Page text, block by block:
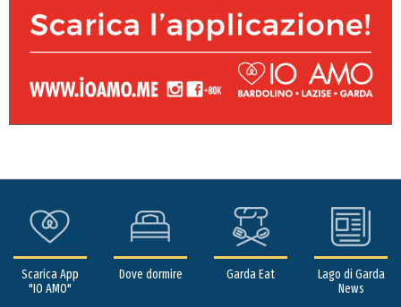
Scarica App
"IO AMO"
Dove dormire Garda Eat
Lago di Garda
News